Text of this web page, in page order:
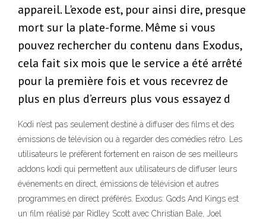
appareil. L'exode est, pour ainsi dire, presque
mort sur la plate-forme. Même si vous
pouvez rechercher du contenu dans Exodus,
cela fait six mois que le service a été arrêté
pour la première fois et vous recevrez de
plus en plus d’erreurs plus vous essayez d
Kodi n’est pas seulement destiné à diffuser des films et des
émissions de télévision ou à regarder des comédies rétro. Les
utilisateurs le préfèrent fortement en raison de ses meilleurs
addons kodi qui permettent aux utilisateurs de diffuser leurs
événements en direct, émissions de télévision et autres
programmes en direct préférés. Exodus: Gods And Kings est
un film réalisé par Ridley Scott avec Christian Bale, Joel